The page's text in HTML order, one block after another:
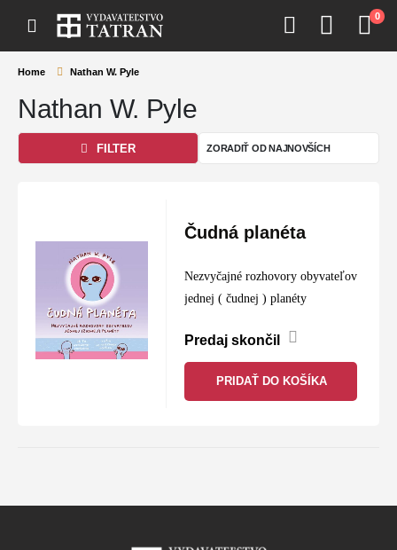
0
Home Nathan W. Pyle
Nathan W. Pyle
FILTER
Čudná planéta
Nezvyčajné rozhovory obyvateľov
jednej ( čudnej ) planéty
Predaj skončil
PRIDAŤ DO KOŠÍKA